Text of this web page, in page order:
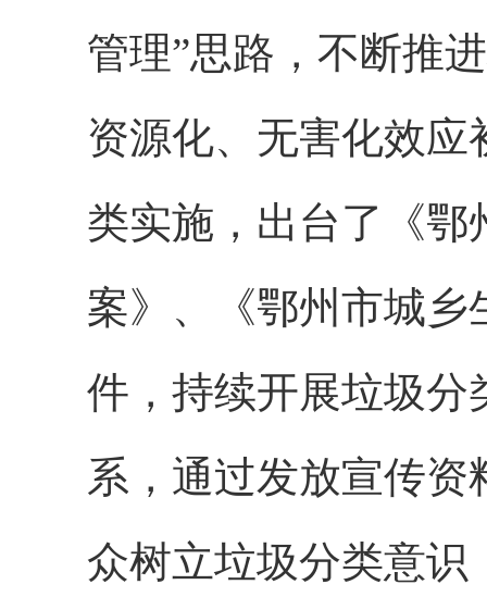
管理”思路，不断推
资源化、无害化效
类实施，出台了《鄂
案》、《鄂州市城
件，持续开展垃圾分
系，通过发放宣传
众树立垃圾分类意